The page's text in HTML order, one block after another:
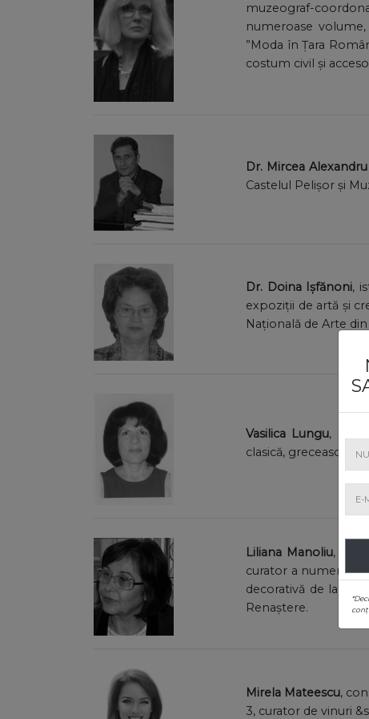
muzeograf-
numeroase
”Moda în Țara
costum civil și
Dr. Mircea
Castelul Pelișor și
Dr. Doina Ișfănoni,
expoziții de artă și
Națională de Arte
Vasilica Lungu,
clasică, grecească
Liliana Manoliu,
curator a
decorativă de la
Renaștere.
Mirela Mateescu,
3, curator de vinuri